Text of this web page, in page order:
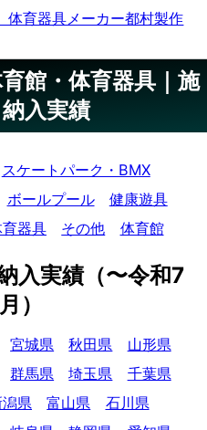
館・体育器具｜施
入実績
スケートパーク・BMX
ボールプール
健康遊具
器具 その他 体育館
入実績（〜令和7
）
宮城県 秋田県
山形県
群馬県 埼玉県
千葉県
潟県 富山県
石川県